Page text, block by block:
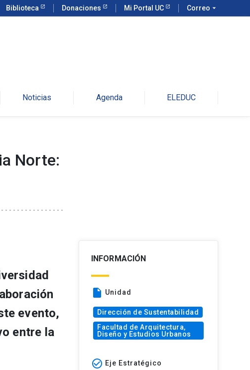
Biblioteca Donaciones Mi Portal UC Correo arrow_drop_down
Noticias Agenda ELEDUC
Norte:
evento,
entre la
INFORMACIÓN
insert_drive_file Unidad
Dirección de Sustentabilidad
Facultad de Arquitectura,
Diseño y Estudios Urbanos
check_circle_outline Eje Estratégico